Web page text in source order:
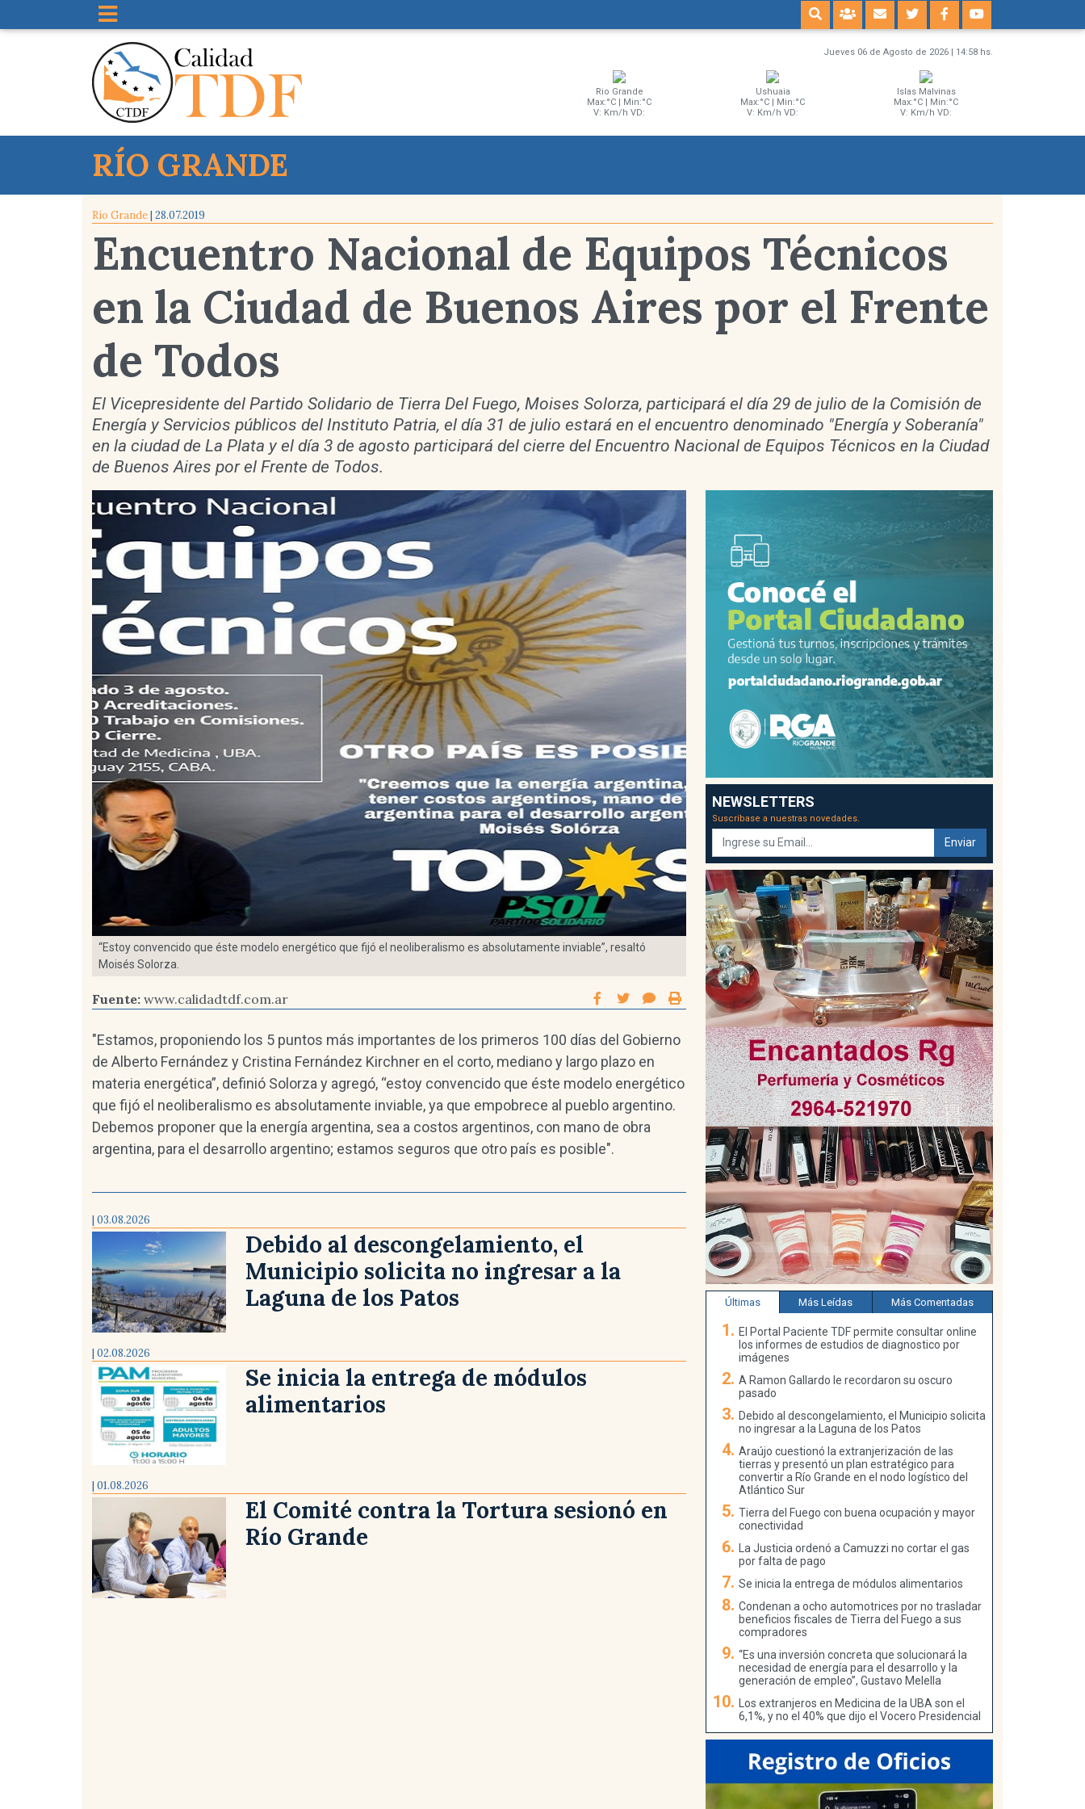
Jueves 06 de Agosto de 2026 | 14:58 hs.
Rio Grande
Max:°C | Min:°C
V: Km/h VD:
Ushuaia
Max:°C | Min:°C
V: Km/h VD:
Islas Malvinas
Max:°C | Min:°C
V: Km/h VD:
RÍO GRANDE
Río Grande| 28.07.2019
Encuentro Nacional de Equipos Técnicos
en la Ciudad de Buenos Aires por el Frente
de Todos
El Vicepresidente del Partido Solidario de Tierra Del Fuego, Moises Solorza, participará el día 29 de julio de la Comisión de
Energía y Servicios públicos del Instituto Patria, el día 31 de julio estará en el encuentro denominado "Energía y Soberanía"
en la ciudad de La Plata y el día 3 de agosto participará del cierre del Encuentro Nacional de Equipos Técnicos en la Ciudad
de Buenos Aires por el Frente de Todos.
“Estoy convencido que éste modelo energético que fijó el neoliberalismo es absolutamente inviable”, resaltó
Moisés Solorza.
Fuente: www.calidadtdf.com.ar
"Estamos, proponiendo los 5 puntos más importantes de los primeros 100 días del Gobierno
de Alberto Fernández y Cristina Fernández Kirchner en el corto, mediano y largo plazo en
materia energética”, definió Solorza y agregó, “estoy convencido que éste modelo energético
que fijó el neoliberalismo es absolutamente inviable, ya que empobrece al pueblo argentino.
Debemos proponer que la energía argentina, sea a costos argentinos, con mano de obra
argentina, para el desarrollo argentino; estamos seguros que otro país es posible".
| 03.08.2026
Debido al descongelamiento, el
Municipio solicita no ingresar a la
Laguna de los Patos
| 02.08.2026
Se inicia la entrega de módulos
alimentarios
| 01.08.2026
El Comité contra la Tortura sesionó en
Río Grande
NEWSLETTERS
Suscríbase a nuestras novedades.
Enviar
Últimas Más Leídas Más Comentadas
El Portal Paciente TDF permite consultar online
los informes de estudios de diagnostico por
imágenes
A Ramon Gallardo le recordaron su oscuro
pasado
Debido al descongelamiento, el Municipio solicita
no ingresar a la Laguna de los Patos
Araújo cuestionó la extranjerización de las
tierras y presentó un plan estratégico para
convertir a Río Grande en el nodo logístico del
Atlántico Sur
Tierra del Fuego con buena ocupación y mayor
conectividad
La Justicia ordenó a Camuzzi no cortar el gas
por falta de pago
Se inicia la entrega de módulos alimentarios
Condenan a ocho automotrices por no trasladar
beneficios fiscales de Tierra del Fuego a sus
compradores
“Es una inversión concreta que solucionará la
necesidad de energía para el desarrollo y la
generación de empleo”, Gustavo Melella
Los extranjeros en Medicina de la UBA son el
6,1%, y no el 40% que dijo el Vocero Presidencial